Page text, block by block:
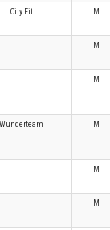
City Fit M
M
M
Wunderteam M
M
M